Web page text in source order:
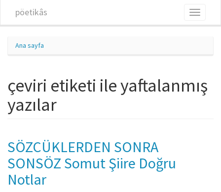
pöetikâs
Toggle
Ana sayfa
çeviri etiketi ile yaftalanmış
yazılar
SÖZCÜKLERDEN SONRA
SONSÖZ Somut Şiire Doğru
Notlar